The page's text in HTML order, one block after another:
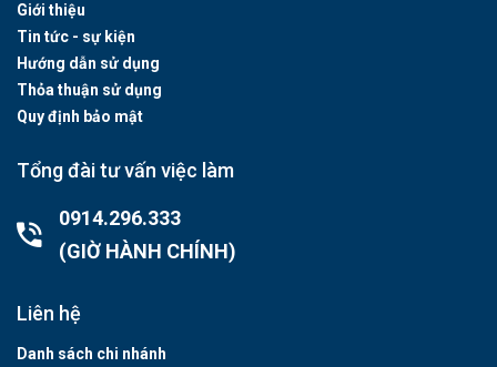
Giới thiệu
Tin tức - sự kiện
Hướng dẫn sử dụng
Thỏa thuận sử dụng
Quy định bảo mật
Tổng đài tư vấn việc làm
0914.296.333
(GIỜ HÀNH CHÍNH)
Liên hệ
Danh sách chi nhánh